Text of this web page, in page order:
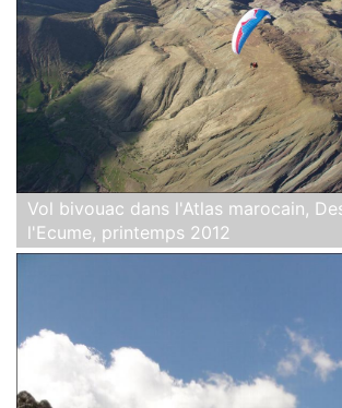
Vol bivouac dans l'Atlas marocain,
l'Ecume, printemps 2012